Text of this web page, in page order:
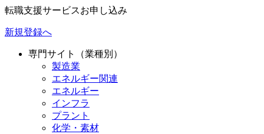
転職支援サービスお申し込み
新規登録へ
専門サイト（業種別）
製造業
エネルギー関連
エネルギー
インフラ
プラント
化学・素材